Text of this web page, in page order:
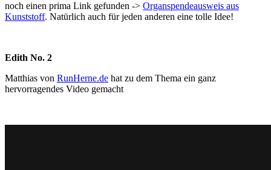
noch einen prima Link gefunden -> Organspendeausweis aus
Kunststoff. Natürlich auch für jeden anderen eine tolle Idee!
Edith No. 2
Matthias von RunHerne.de hat zu dem Thema ein ganz
hervorragendes Video gemacht